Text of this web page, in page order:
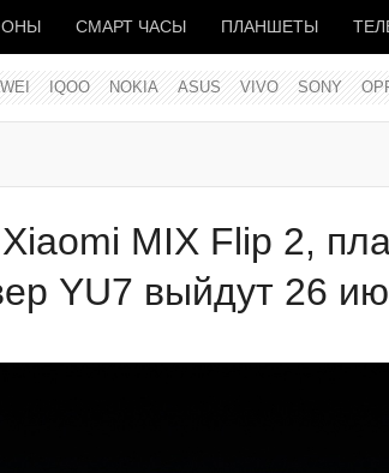
СМАРТ ЧАСЫ ПЛАНШЕТЫ
IQOO NOKIA ASUS VIVO SONY
MIX Flip 2,
YU7 выйдут 26